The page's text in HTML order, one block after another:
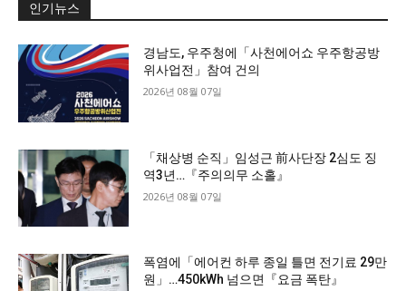
인기뉴스
경남도, 우주청에「사천에어쇼 우주항공방
위사업전」참여 건의
2026년 08월 07일
「채상병 순직」임성근 前사단장 2심도 징
역3년…『주의의무 소홀』
2026년 08월 07일
폭염에「에어컨 하루 종일 틀면 전기료 29만
원」…450kWh 넘으면『요금 폭탄』